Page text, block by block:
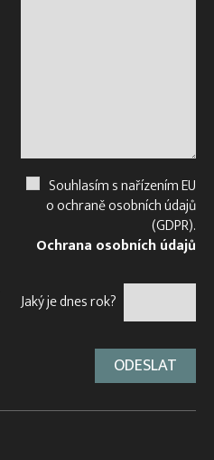
Souhlasím s nařízením EU
o ochraně osobních údajů
(GDPR).
Ochrana osobních údajů
Jaký je dnes rok?